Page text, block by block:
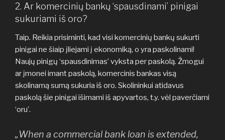
2. Ar komercinių bankų ‘spausdinami’ pinigai
sukuriami iš oro?
Taip. Reikia prisiminti, kad visi komercinių bankų sukurti
pinigai ne šiaip įliejami į ekonomiką, o yra paskolinami!
Naujų pinigų ‘spausdinimas’ vyksta per paskolą. Žmogui
ar įmonei imant paskolą, komercinis bankas visą
skolinamą sumą sukuria iš oro. Skolininkui atidavus
paskolą šie pinigai išimami iš apyvartos, t.y. vėl paverčiami
‘oru’.
„When a commercial bank loan is extended,